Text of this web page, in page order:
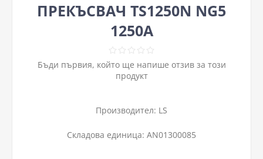
ПРЕКЪСВАЧ TS1250N NG5
1250A
Бъди първия, който ще напише отзив за този
продукт
Производител: LS
Складова единица: AN01300085